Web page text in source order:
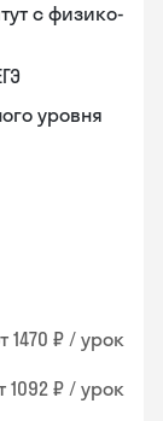
с физико-
уровня
1470 ₽ / урок
1092 ₽ / урок